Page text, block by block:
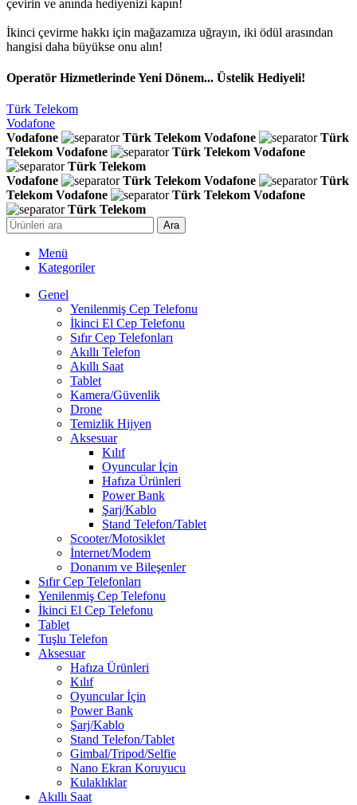
çevirin ve anında hediyenizi kapın!
İkinci çevirme hakkı için mağazamıza uğrayın, iki ödül arasından
hangisi daha büyükse onu alın!
Operatör Hizmetlerinde Yeni Dönem... Üstelik Hediyeli!
Türk Telekom
Vodafone
Vodafone
Türk Telekom Vodafone
Türk
Telekom Vodafone Türk Telekom Vodafone
Türk Telekom
Vodafone
Türk Telekom Vodafone
Türk
Telekom Vodafone Türk Telekom Vodafone
Türk Telekom
Ara
Menü
Kategoriler
Genel
Yenilenmiş Cep Telefonu
İkinci El Cep Telefonu
Sıfır Cep Telefonları
Akıllı Telefon
Akıllı Saat
Tablet
Kamera/Güvenlik
Drone
Temizlik Hijyen
Aksesuar
Kılıf
Oyuncular İçin
Hafıza Ürünleri
Power Bank
Şarj/Kablo
Stand Telefon/Tablet
Scooter/Motosiklet
İnternet/Modem
Donanım ve Bileşenler
Sıfır Cep Telefonları
Yenilenmiş Cep Telefonu
İkinci El Cep Telefonu
Tablet
Tuşlu Telefon
Aksesuar
Hafıza Ürünleri
Kılıf
Oyuncular İçin
Power Bank
Şarj/Kablo
Stand Telefon/Tablet
Gimbal/Tripod/Selfie
Nano Ekran Koruyucu
Kulaklıklar
Akıllı Saat